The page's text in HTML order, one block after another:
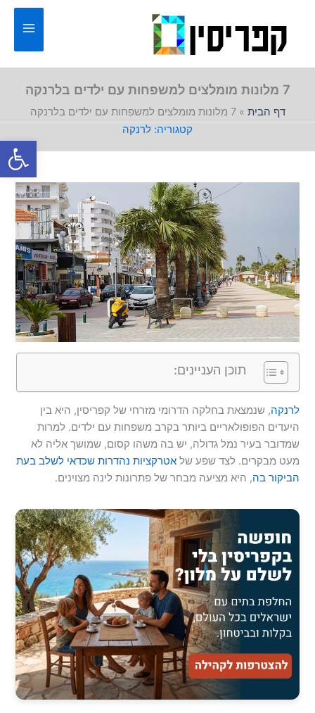
פתח
7 מלונות מומלצים למשפחות עם ילדים בלרנקה
דף הבית »7 מלונות מומלצים למשפחות עם ילדים בלרנקה
לרנקה
תוכן העניינים:
לרנקה, שנמצאת בחלקה הדרומי מזרחי של קפריסין, היא בין
היעדים הפופולאריים ביותר בקרב משפחות עם ילדים. למרות
שמדובר בעיר נמל גדולה, יש בה משהו קסום, שמושך אליה לא
מעט מבקרים. לצד שפע שלאטרקציות נהדרות שכדאי לשלב בעת
הביקור בה, היא מציעה מבחר של פתרונות לינה מצוינים.